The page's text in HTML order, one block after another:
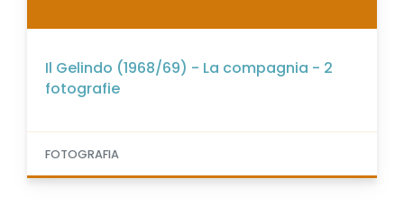
Il Gelindo (1968/69) - La compagnia - 2
fotografie
FOTOGRAFIA